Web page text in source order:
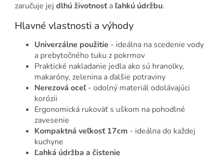
zaručuje jej dlhú životnosť a ľahkú údržbu.
Hlavné vlastnosti a výhody
Univerzálne použitie - ideálna na scedenie vody
a prebytočného tuku z pokrmov
Praktické nakladanie jedla ako sú hranolky,
makaróny, zelenina a ďalšie potraviny
Nerezová oceľ - odolný materiál odolávajúci
korózii
Ergonomická rukoväť s uškom na pohodlné
zavesenie
Kompaktná veľkosť 17cm - ideálna do každej
kuchyne
Ľahká údržba a čistenie